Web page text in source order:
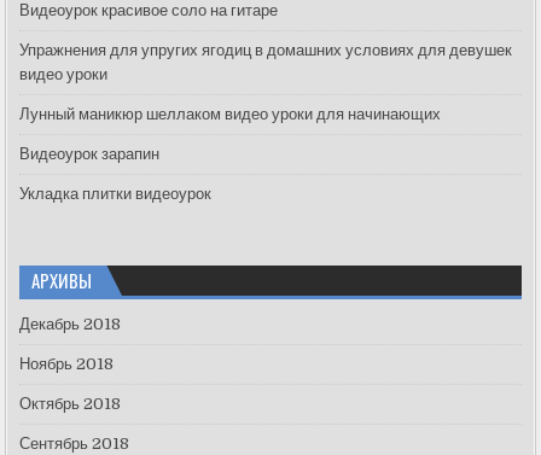
f
r
:
Видеоурок красивое соло на гитаре
Упражнения для упругих ягодиц в домашних условиях для девушек
видео уроки
Лунный маникюр шеллаком видео уроки для начинающих
Видеоурок зарапин
Укладка плитки видеоурок
АРХИВЫ
Декабрь 2018
Ноябрь 2018
Октябрь 2018
Сентябрь 2018